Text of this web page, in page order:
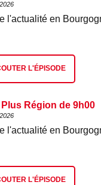
l'actualité en
L'ÉPISODE
Plus Région de 9h00
l'actualité en
L'ÉPISODE